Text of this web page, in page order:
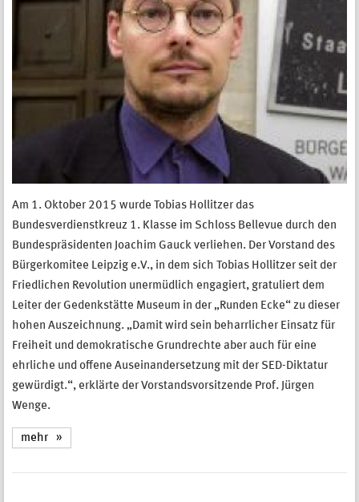
Am 1. Oktober 2015 wurde Tobias Hollitzer das
Bundesverdienstkreuz 1. Klasse im Schloss Bellevue durch den
Bundespräsidenten Joachim Gauck verliehen. Der Vorstand des
Bürgerkomitee Leipzig e.V., in dem sich Tobias Hollitzer seit der
Friedlichen Revolution unermüdlich engagiert, gratuliert dem
Leiter der Gedenkstätte Museum in der „Runden Ecke“ zu dieser
hohen Auszeichnung. „Damit wird sein beharrlicher Einsatz für
Freiheit und demokratische Grundrechte aber auch für eine
ehrliche und offene Auseinandersetzung mit der SED-Diktatur
gewürdigt.“, erklärte der Vorstandsvorsitzende Prof. Jürgen
Wenge.
mehr